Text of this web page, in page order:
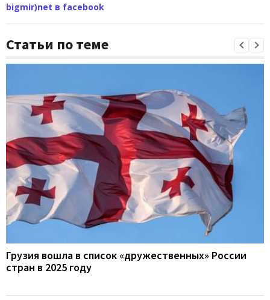
bigmir)net в facebook
Статьи по теме
Грузия вошла в список «дружественных» России
стран в 2025 году